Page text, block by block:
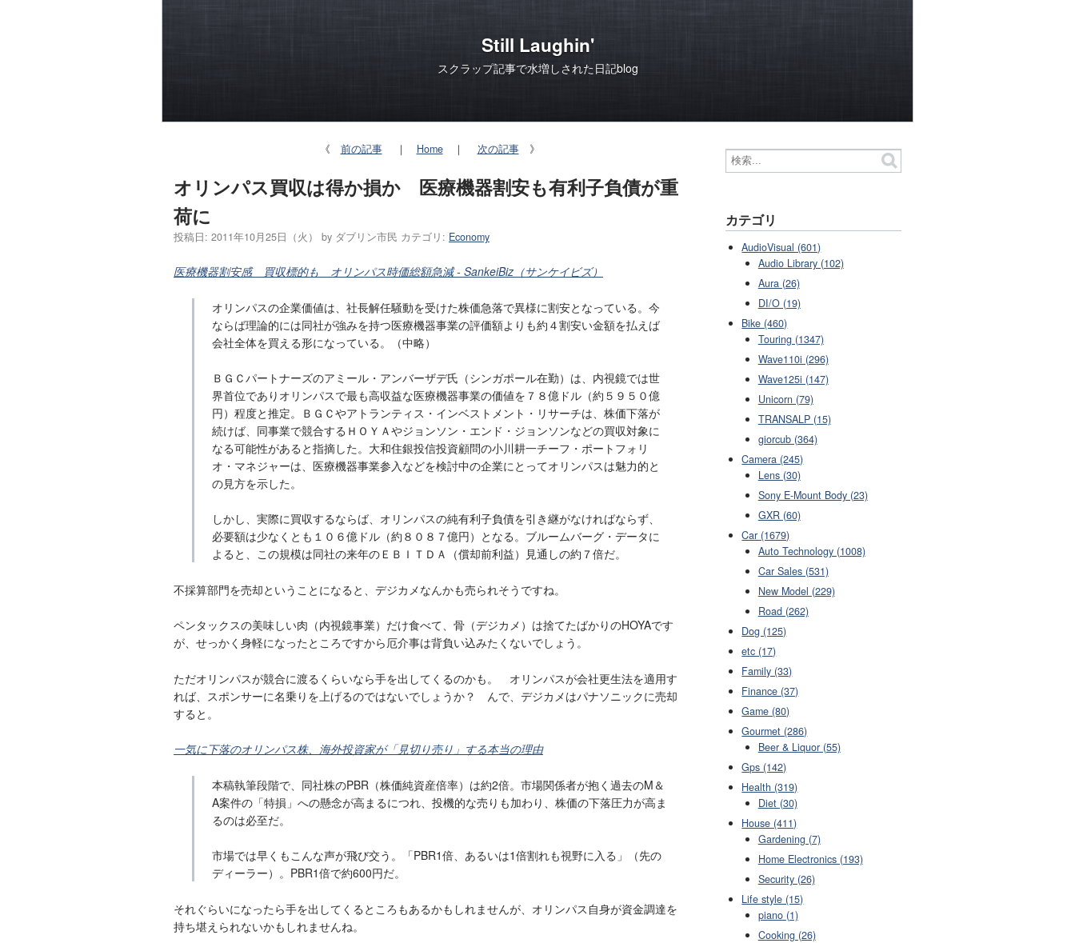
Still Laughin'
スクラップ記事で水増しされた日記blog
《 前の記事 ｜ Home｜ 次の記事》
オリンパス買収は得か損か 医療機器割安も有利子負債が重
荷に
投稿日: 2011年10月25日（火） by ダブリン市民 カテゴリ: Economy
医療機器割安感 買収標的も オリンパス時価総額急減 - SankeiBiz（サンケイビズ）
オリンパスの企業価値は、社長解任騒動を受けた株価急落で異様に割安となっている。今
ならば理論的には同社が強みを持つ医療機器事業の評価額よりも約４割安い金額を払えば
会社全体を買える形になっている。（中略）
ＢＧＣパートナーズのアミール・アンバーザデ氏（シンガポール在勤）は、内視鏡では世
界首位でありオリンパスで最も高収益な医療機器事業の価値を７８億ドル（約５９５０億
円）程度と推定。ＢＧＣやアトランティス・インベストメント・リサーチは、株価下落が
続けば、同事業で競合するＨＯＹＡやジョンソン・エンド・ジョンソンなどの買収対象に
なる可能性があると指摘した。大和住銀投信投資顧問の小川耕一チーフ・ポートフォリ
オ・マネジャーは、医療機器事業参入などを検討中の企業にとってオリンパスは魅力的と
の見方を示した。
しかし、実際に買収するならば、オリンパスの純有利子負債を引き継がなければならず、
必要額は少なくとも１０６億ドル（約８０８７億円）となる。ブルームバーグ・データに
よると、この規模は同社の来年のＥＢＩＴＤＡ（償却前利益）見通しの約７倍だ。
不採算部門を売却ということになると、デジカメなんかも売られそうですね。
ペンタックスの美味しい肉（内視鏡事業）だけ食べて、骨（デジカメ）は捨てたばかりのHOYAです
が、せっかく身軽になったところですから厄介事は背負い込みたくないでしょう。
ただオリンパスが競合に渡るくらいなら手を出してくるのかも。 オリンパスが会社更生法を適用す
れば、スポンサーに名乗りを上げるのではないでしょうか？ んで、デジカメはパナソニックに売却
すると。
一気に下落のオリンパス株、海外投資家が「見切り売り」する本当の理由
本稿執筆段階で、同社株のPBR（株価純資産倍率）は約2倍。市場関係者が抱く過去のM＆
A案件の「特損」への懸念が高まるにつれ、投機的な売りも加わり、株価の下落圧力が高ま
るのは必至だ。
市場では早くもこんな声が飛び交う。「PBR1倍、あるいは1倍割れも視野に入る」（先の
ディーラー）。PBR1倍で約600円だ。
それぐらいになったら手を出してくるところもあるかもしれませんが、オリンパス自身が資金調達を
持ち堪えられないかもしれませんね。
カテゴリ
AudioVisual (601)
Audio Library (102)
Aura (26)
DI/O (19)
Bike (460)
Touring (1347)
Wave110i (296)
Wave125i (147)
Unicorn (79)
TRANSALP (15)
giorcub (364)
Camera (245)
Lens (30)
Sony E-Mount Body (23)
GXR (60)
Car (1679)
Auto Technology (1008)
Car Sales (531)
New Model (229)
Road (262)
Dog (125)
etc (17)
Family (33)
Finance (37)
Game (80)
Gourmet (286)
Beer & Liquor (55)
Gps (142)
Health (319)
Diet (30)
House (411)
Gardening (7)
Home Electronics (193)
Security (26)
Life style (15)
piano (1)
Cooking (26)